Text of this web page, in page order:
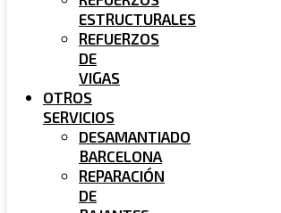
ESTRUCTURALES
REFUERZOS
DE
VIGAS
OTROS
SERVICIOS
DESAMANTIADO
BARCELONA
REPARACIÓN
DE